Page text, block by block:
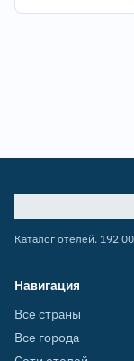
Каталог отелей. 192
Навигация
Все страны
Все города